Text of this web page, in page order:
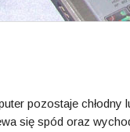
pozostaje
się spód oraz